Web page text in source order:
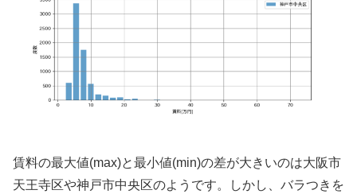
賃料の最大値(max)と最小値(min)の差が大きいのは大阪市
天王寺区や神戸市中央区のようです。しかし、バラつきを